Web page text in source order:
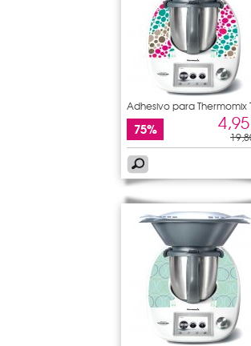
Adhesivo para Thermomix
5
75%